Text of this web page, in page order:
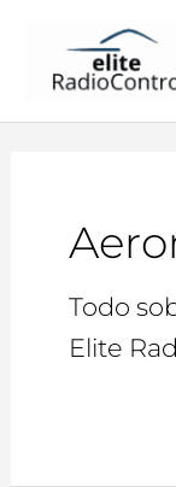
Todo
Elite